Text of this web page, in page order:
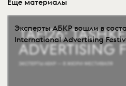
Эксперты АБКР вошли в
International Advertising